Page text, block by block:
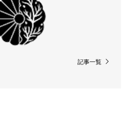
記事一覧